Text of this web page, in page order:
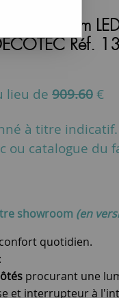
Divine 80cm
Réf.
lieu de 909.60€
à titre indicatif.
ou catalogue du
showroom (en
quotidien.
procurant une
et interrupteur à